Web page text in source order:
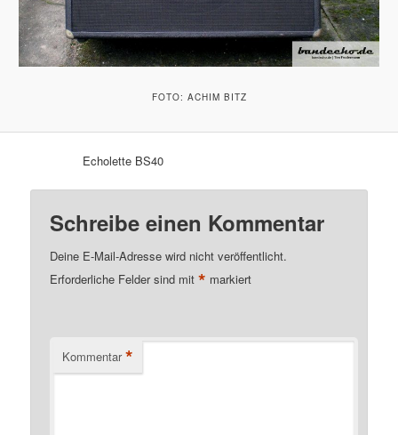
FOTO: ACHIM BITZ
Echolette BS40
Schreibe einen Kommentar
Deine E-Mail-Adresse wird nicht veröffentlicht.
Erforderliche Felder sind mit* markiert
Kommentar *